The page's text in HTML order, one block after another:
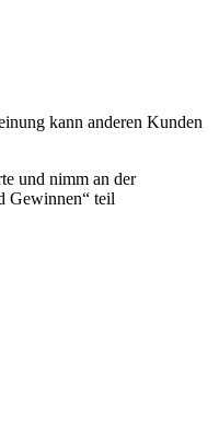
kann anderen Kunden
und nimm an der
Gewinnen“ teil